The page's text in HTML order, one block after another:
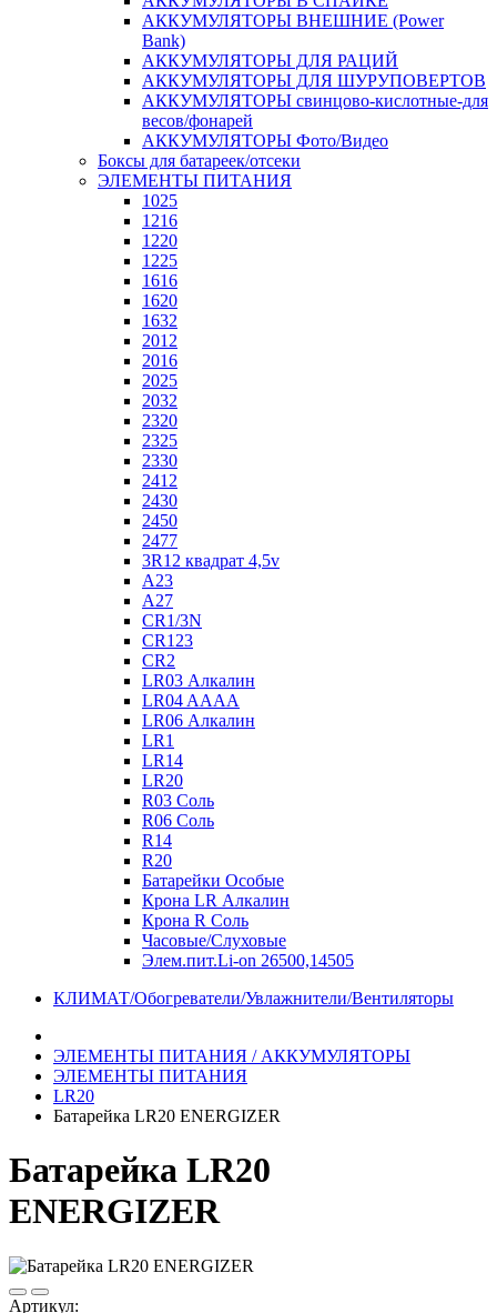
АККУМУЛЯТОРЫ ВНЕШНИЕ (Power
Bank)
АККУМУЛЯТОРЫ ДЛЯ РАЦИЙ
АККУМУЛЯТОРЫ ДЛЯ ШУРУПОВЕРТОВ
АККУМУЛЯТОРЫ свинцово-кислотные-для
весов/фонарей
АККУМУЛЯТОРЫ Фото/Видео
Боксы для батареек/отсеки
ЭЛЕМЕНТЫ ПИТАНИЯ
1025
1216
1220
1225
1616
1620
1632
2012
2016
2025
2032
2320
2325
2330
2412
2430
2450
2477
3R12 квадрат 4,5v
A23
A27
CR1/3N
CR123
CR2
LR03 Алкалин
LR04 AAAA
LR06 Алкалин
LR1
LR14
LR20
R03 Соль
R06 Соль
R14
R20
Батарейки Особые
Крона LR Алкалин
Крона R Соль
Часовые/Слуховые
Элем.пит.Li-on 26500,14505
КЛИМАТ/Обогреватели/Увлажнители/Вентиляторы
ЭЛЕМЕНТЫ ПИТАНИЯ / АККУМУЛЯТОРЫ
ЭЛЕМЕНТЫ ПИТАНИЯ
LR20
Батарейка LR20 ENERGIZER
Батарейка LR20
ENERGIZER
Артикул: